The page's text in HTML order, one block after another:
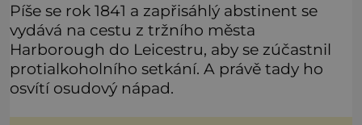
Píše se rok 1841 a zapřisáhlý abstinent se
vydává na cestu z tržního města
Harborough do Leicestru, aby se zúčastnil
protialkoholního setkání. A právě tady ho
osvítí osudový nápad.